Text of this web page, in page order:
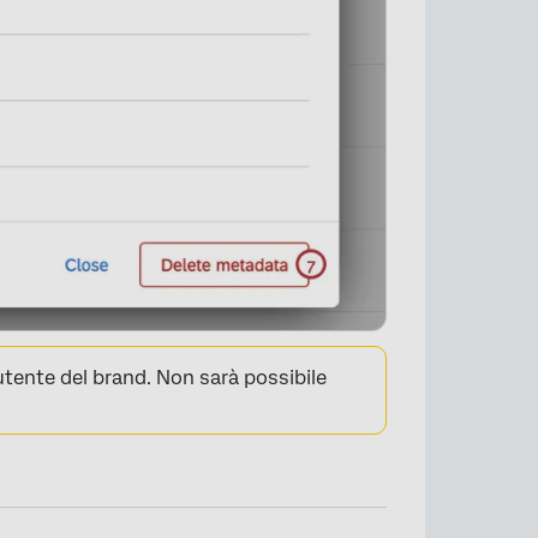
del brand. Non sarà possibile